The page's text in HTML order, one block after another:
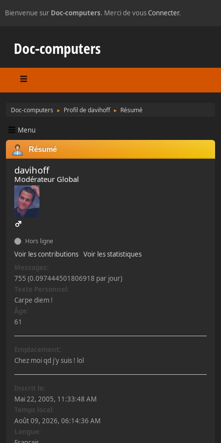
Bienvenue sur Doc-computers. Merci de vousConnecter.
Doc-computers
Doc-computers ► Profil de davihoff ► Résumé
Menu
Résumé
davihoff
Modérateur Global
Hors ligne
Voir les contributions Voir les statistiques
Messages:
755 (0.097444501806918 par jour)
Texte Personnel:
Carpe diem !
Âge:
61
Emplacement:
Chez moi qd j'y suis ! lol
Inscrit le:
Mai 22, 2005, 11:33:48 AM
Temps local:
Août 09, 2026, 06:14:36 AM
Langue: